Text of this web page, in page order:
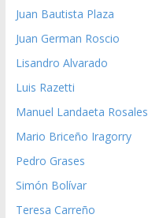
Juan Bautista Plaza
Juan German Roscio
Lisandro Alvarado
Luis Razetti
Manuel Landaeta Rosales
Mario Briceño Iragorry
Pedro Grases
Simón Bolívar
Teresa Carreño